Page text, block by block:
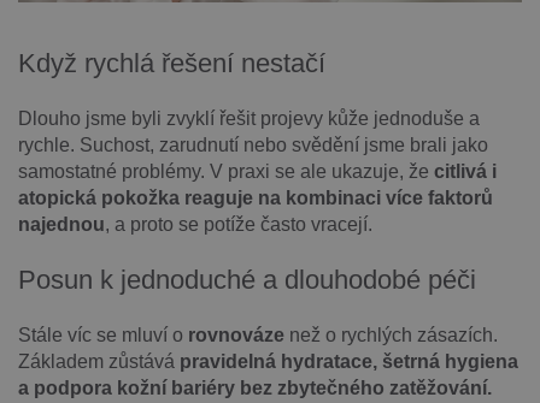
Když rychlá řešení nestačí
Dlouho jsme byli zvyklí řešit projevy kůže jednoduše a
rychle. Suchost, zarudnutí nebo svědění jsme brali jako
samostatné problémy. V praxi se ale ukazuje, že citlivá i
atopická pokožka reaguje na kombinaci více faktorů
najednou, a proto se potíže často vracejí.
Posun k jednoduché a dlouhodobé péči
Stále víc se mluví o rovnováze než o rychlých zásazích.
Základem zůstává pravidelná hydratace, šetrná hygiena
a podpora kožní bariéry bez zbytečného zatěžování.